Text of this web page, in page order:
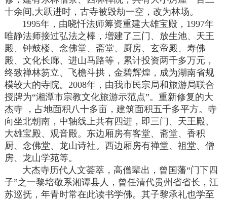
十余间,大跃进时，古寺被毁劫一空，改为林场。
1995年，由晓忏法师筹资重建大雄宝殿，1997年
唯静法师接过弘法之棒，増建了三门、放生池、天王
殿、钟鼓楼、念佛堂、斋堂、厨房、玄帝殿、寿佛
殿、文化长廊、进山马路等，累计投资两千多万元，
终致禅林笏立、飞檐斗拱，金碧辉煌，成为湖南省规
模较大的寺院。2008年，由我市民宗局和旅游局联合
授牌为“湘潭市宗教文化旅游示范点”。重新修复的大
杰寺 ，占地面积八十多亩，建筑面积五千多平方。寺
向坐北朝南，中轴线上共有四进，即三门、天王殿、
大雄宝殿、观音殿。东边厢房有客堂、斋堂、香积
厨、念佛堂、龙山诗社。西边厢房有禅堂、祖堂、僧
房、龙山学苑等。
大杰寺历代人文荟萃，高僧辈出，曾国藩“门下四
子”之一黎培敬系湘谭县人，曾任清代贵州省省长，江
苏巡抚，年青时常在此读书学佛。其子黎承礼也学至